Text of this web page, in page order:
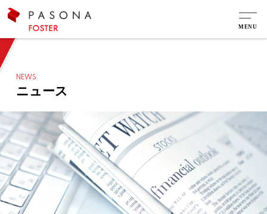
NEWS
ニュース